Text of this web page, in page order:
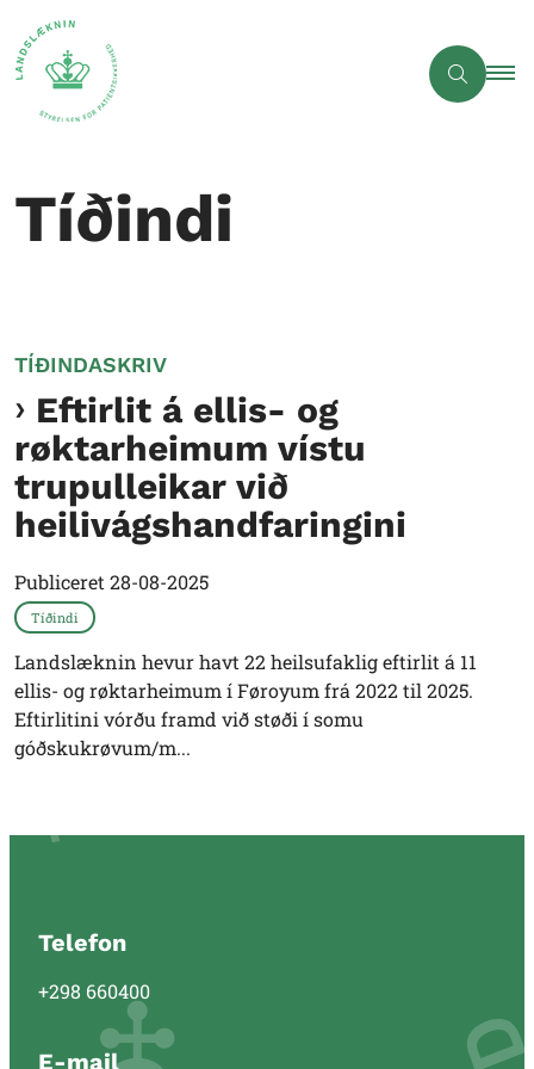
Tíðindi
TÍÐINDASKRIV
Eftirlit á ellis- og
røktarheimum vístu
trupulleikar við
heilivágshandfaringini
Publiceret 28-08-2025
Tíðindi
Landslæknin hevur havt 22 heilsufaklig eftirlit á 11
ellis- og røktarheimum í Føroyum frá 2022 til 2025.
Eftirlitini vórðu framd við støði í somu
góðskukrøvum/m...
Telefon
+298 660400
E-mail